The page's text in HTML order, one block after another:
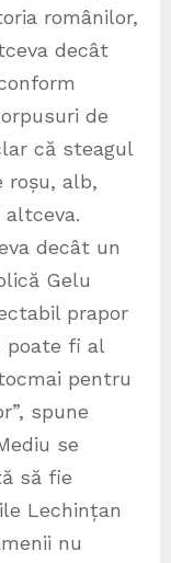
românilor,
decât
de
că steagul
roșu, alb,
decât un
Gelu
prapor
poate fi al
pentru
spune
se
să fie
Lechințan
nu